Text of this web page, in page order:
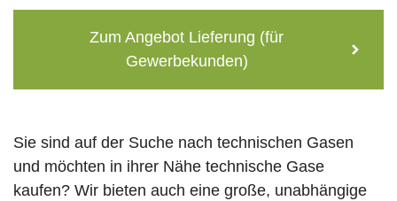
Zum Angebot Lieferung (für
Gewerbekunden)
Sie sind auf der Suche nach technischen Gasen
und möchten in ihrer Nähe technische Gase
kaufen? Wir bieten auch eine große, unabhängige